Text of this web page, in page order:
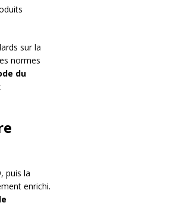
sur la
normes
du
puis la
enrichi.